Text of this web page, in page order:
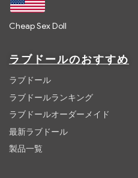
Cheap Sex Doll
ラブドールのおすすめ
ラブドール
ラブドールランキング
ラブドールオーダーメイド
最新ラブドール
製品一覧